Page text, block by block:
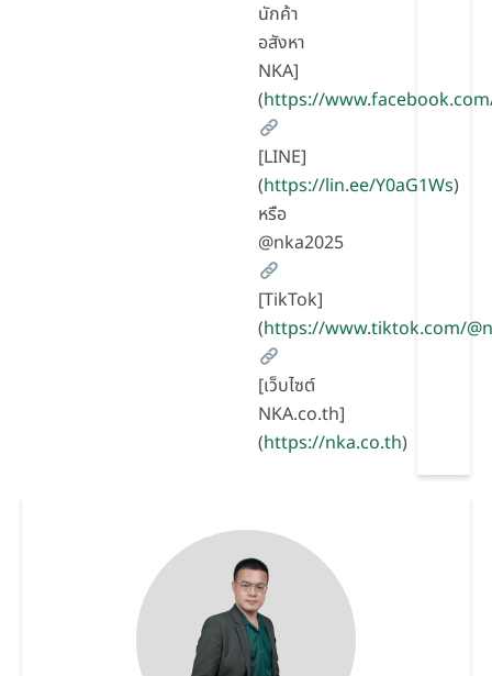
นักค้า
อสังหา
NKA]
(https://
[LINE]
(https://lin.ee/Y0aG1Ws)
หรือ
@nka2025
[TikTok]
(https://www.tiktok.com/
[เว็บไซต์
NKA.co.th]
(https://nka.co.th)